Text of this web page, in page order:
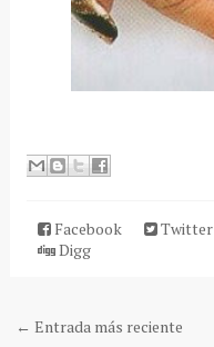
Facebook Twitter
Digg
← Entrada más reciente